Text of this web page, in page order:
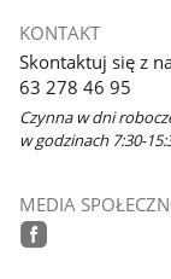
KONTAKT
Skontaktuj się z
63 278 46 95
Czynna w dni
w godzinach 7:30-
MEDIA